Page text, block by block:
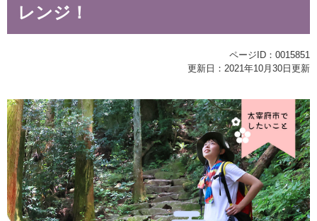
レンジ！
ページID：0015851
更新日：2021年10月30日更新